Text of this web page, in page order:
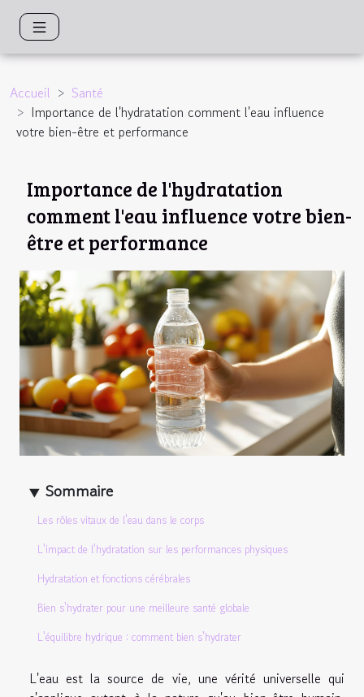
Accueil
Santé
Importance de l'hydratation comment l'eau influence
votre bien-être et performance
Importance de l'hydratation
comment l'eau influence votre bien-
être et performance
Sommaire
Les rôles vitaux de l'eau dans le corps
L'impact de l'hydratation sur les performances physiques
Hydratation et fonctions cérébrales
Bien s'hydrater pour une meilleure santé globale
L'équilibre hydrique : comment bien s'hydrater
L'eau est la source de vie, une vérité universelle qui